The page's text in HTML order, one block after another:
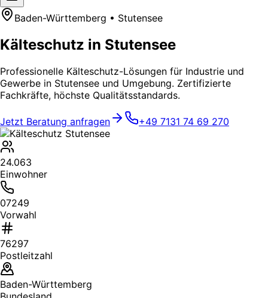
Baden-Württemberg • Stutensee
Kälteschutz in Stutensee
Professionelle Kälteschutz-Lösungen für Industrie und
Gewerbe in Stutensee und Umgebung. Zertifizierte
Fachkräfte, höchste Qualitätsstandards.
Jetzt Beratung anfragen +49 7131 74 69 270
24.063
Einwohner
07249
Vorwahl
76297
Postleitzahl
Baden-Württemberg